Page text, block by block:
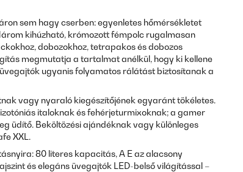
sem hagy cserben: egyenletes hőmérsékletet
kihúzható, krómozott fémpolc rugalmasan
dobozokhoz, tetrapakos és dobozos
megmutatja a tartalmat anélkül, hogy ki kellene
ugyanis folyamatos rálátást biztosítanak a
vagy nyaraló kiegészítőjének egyaránt tökéletes.
italoknak és fehérjeturmixoknak; a gamer
üdítő. Beköltözési ajándéknak vagy különleges
XXL.
80 literes kapacitás, A E az alacsony
és elegáns üvegajtók LED-belső világítással –